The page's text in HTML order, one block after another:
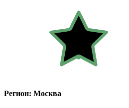
Регион: Москва